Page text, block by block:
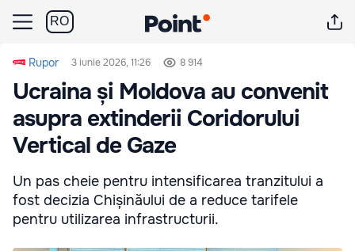
RO
Rupor 3 iunie 2026, 11:26 8 914
Ucraina și Moldova au convenit
asupra extinderii Coridorului
Vertical de Gaze
Un pas cheie pentru intensificarea tranzitului a
fost decizia Chișinăului de a reduce tarifele
pentru utilizarea infrastructurii.